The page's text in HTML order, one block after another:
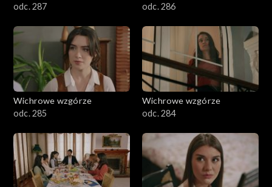
odc. 287
odc. 286
Wichrowe wzgórze
odc. 285
Wichrowe wzgórze
odc. 284